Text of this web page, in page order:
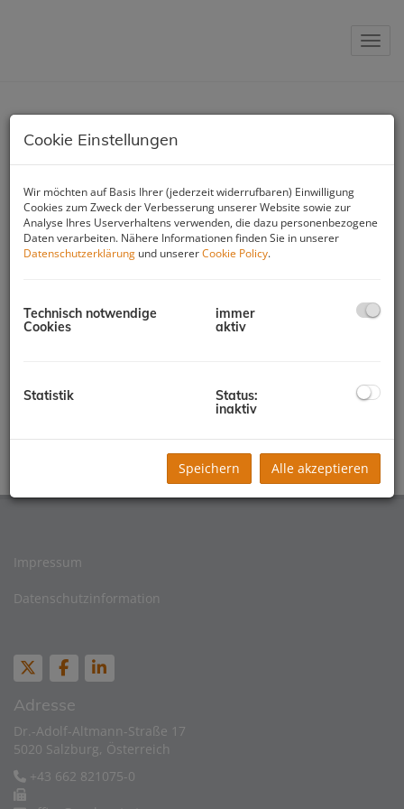
UNSERE PROJEKTE
Kauf
5020 Salzburg
710.767,00 € - 1.109.030,00 €
Impressum
Datenschutzinformation
Adresse
Dr.-Adolf-Altmann-Straße 17
5020 Salzburg, Österreich
+43 662 821075-0
Cookie Einstellungen
Wir möchten auf Basis Ihrer (jederzeit widerrufbaren) Einwilligung
Cookies zum Zweck der Verbesserung unserer Website sowie zur
Analyse Ihres Userverhaltens verwenden, die dazu personenbezogene
Daten verarbeiten. Nähere Informationen finden Sie in unserer
Datenschutzerklärung und unsererCookie Policy.
Technisch notwendige
Cookies
immer
aktiv
Statistik
Status:
inaktiv
Speichern Alle akzeptieren